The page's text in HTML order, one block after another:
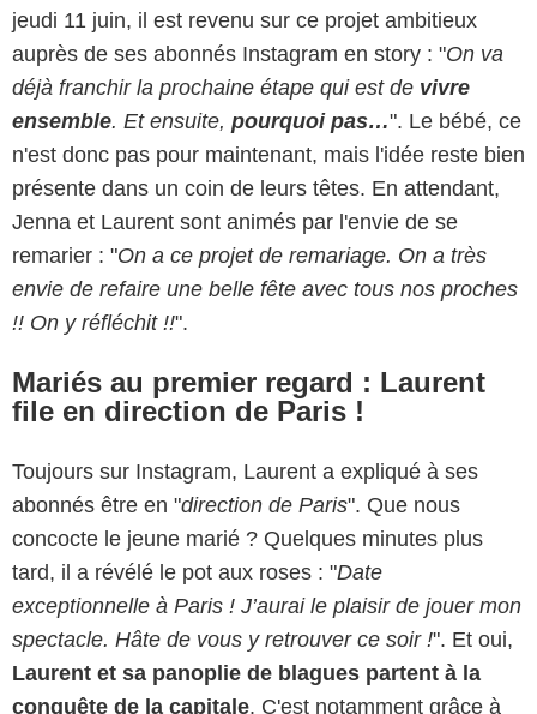
jeudi 11 juin, il est revenu sur ce projet ambitieux
auprès de ses abonnés Instagram en story : "On va
déjà franchir la prochaine étape qui est de vivre
ensemble. Et ensuite, pourquoi pas…". Le bébé, ce
n'est donc pas pour maintenant, mais l'idée reste bien
présente dans un coin de leurs têtes. En attendant,
Jenna et Laurent sont animés par l'envie de se
remarier : "On a ce projet de remariage. On a très
envie de refaire une belle fête avec tous nos proches
!! On y réfléchit !!".
Mariés au premier regard : Laurent
file en direction de Paris !
Toujours sur Instagram, Laurent a expliqué à ses
abonnés être en "direction de Paris". Que nous
concocte le jeune marié ? Quelques minutes plus
tard, il a révélé le pot aux roses : "Date
exceptionnelle à Paris ! J’aurai le plaisir de jouer mon
spectacle. Hâte de vous y retrouver ce soir !". Et oui,
Laurent et sa panoplie de blagues partent à la
conquête de la capitale. C'est notamment grâce à